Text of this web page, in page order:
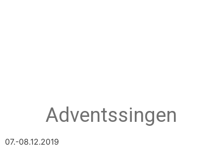
Adventssingen
07.-08.12.2019